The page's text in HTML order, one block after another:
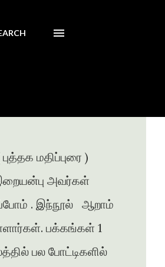
மதிப்புரை )
இறையன்பு அவர்கள்
. இந்நூல் ஆறாம்
பக்கங்கள் 1
பல போட்டிகளில்